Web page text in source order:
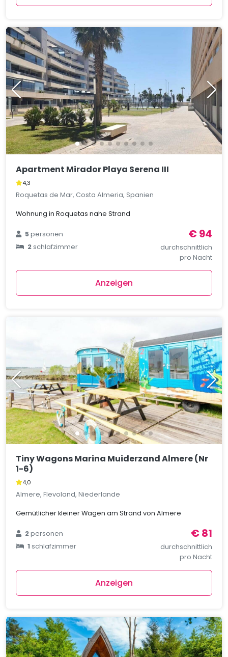
Apartment Mirador Playa Serena III
4,3
Roquetas de Mar, Costa Almeria, Spanien
Wohnung in Roquetas nahe Strand
5personen
2schlafzimmer
€ 94
durchschnittlich
pro Nacht
Anzeigen
Tiny Wagons Marina Muiderzand Almere (Nr
1-6)
4,0
Almere, Flevoland, Niederlande
Gemütlicher kleiner Wagen am Strand von Almere
2personen
1schlafzimmer
€ 81
durchschnittlich
pro Nacht
Anzeigen